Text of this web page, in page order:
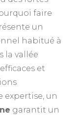
faire
un
habitué à
la vallée
et
expertise, un
garantit un